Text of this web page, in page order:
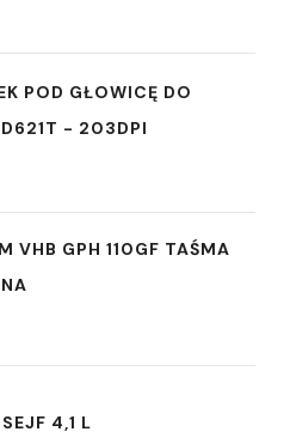
POD GŁOWICĘ DO
- 203DPI
VHB GPH 110GF TAŚMA
4,1 L